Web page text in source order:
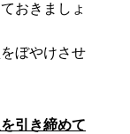
おきましょ
ぼやけさせ
引き締めて